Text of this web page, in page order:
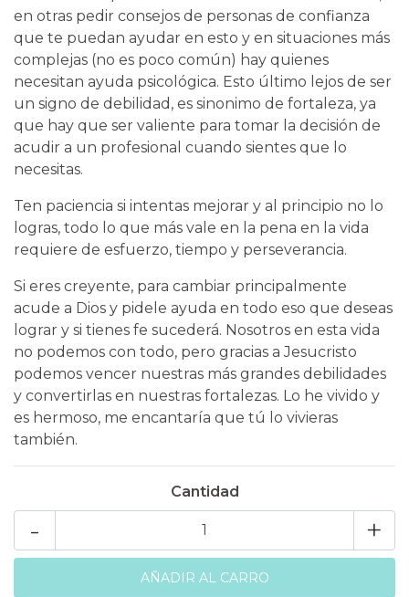
en otras pedir consejos de personas de confianza
que te puedan ayudar en esto y en situaciones más
complejas (no es poco común) hay quienes
necesitan ayuda psicológica. Esto último lejos de ser
un signo de debilidad, es sinonimo de fortaleza, ya
que hay que ser valiente para tomar la decisión de
acudir a un profesional cuando sientes que lo
necesitas.
Ten paciencia si intentas mejorar y al principio no lo
logras, todo lo que más vale en la pena en la vida
requiere de esfuerzo, tiempo y perseverancia.
Si eres creyente, para cambiar principalmente
acude a Dios y pidele ayuda en todo eso que deseas
lograr y si tienes fe sucederá. Nosotros en esta vida
no podemos con todo, pero gracias a Jesucristo
podemos vencer nuestras más grandes debilidades
y convertirlas en nuestras fortalezas. Lo he vivido y
es hermoso, me encantaría que tú lo vivieras
también.
Cantidad
+
-